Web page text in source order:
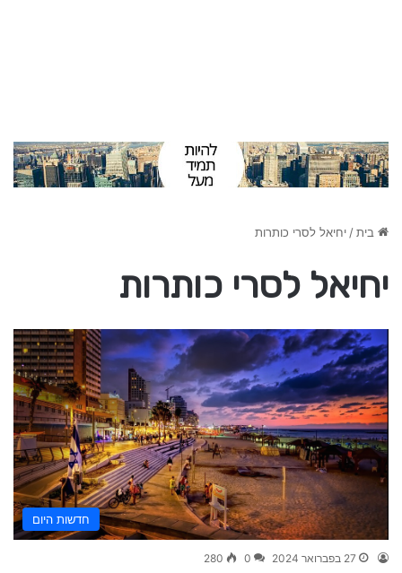
בית/יחיאל לסרי כותרות
יחיאל לסרי כותרות
חדשות היום
27 בפברואר 2024 0
280